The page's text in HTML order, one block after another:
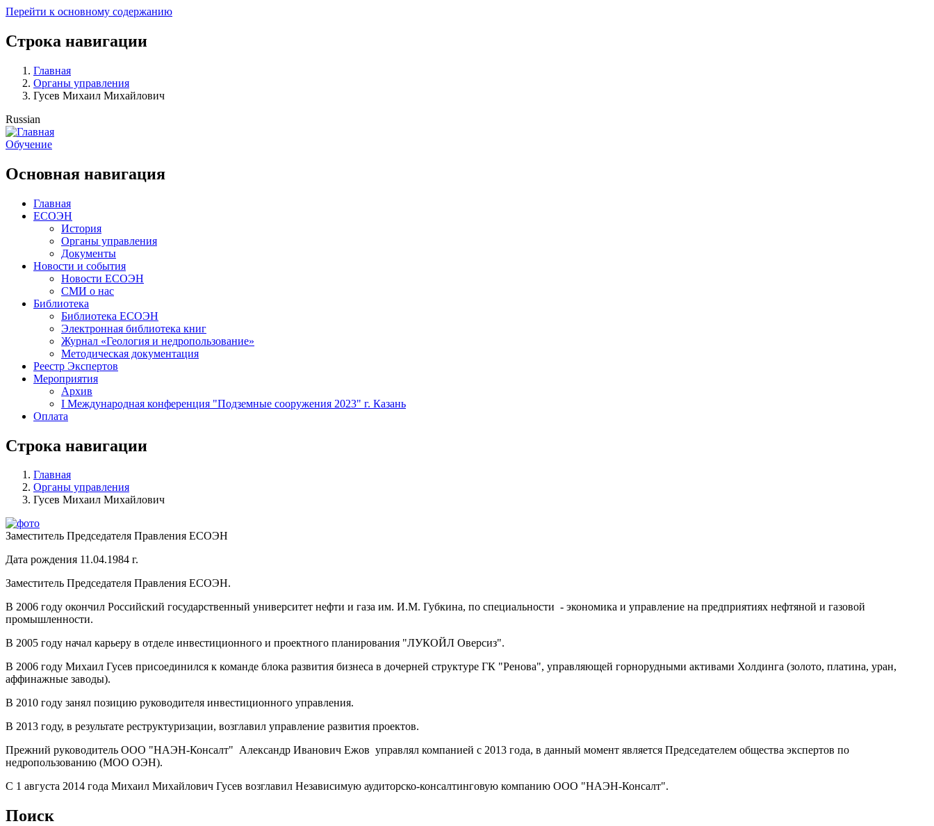
Перейти к основному содержанию
Строка навигации
Главная
Органы управления
Гусев Михаил Михайлович
Russian
Обучение
Основная навигация
Главная
ЕСОЭН
История
Органы управления
Документы
Новости и события
Новости ЕСОЭН
СМИ о нас
Библиотека
Библиотека ЕСОЭН
Электронная библиотека книг
Журнал «Геология и недропользование»
Методическая документация
Реестр Экспертов
Мероприятия
Архив
I Международная конференция "Подземные сооружения 2023" г. Казань
Оплата
Строка навигации
Главная
Органы управления
Гусев Михаил Михайлович
Заместитель Председателя Правления ЕСОЭН
Дата рождения 11.04.1984 г.
Заместитель Председателя Правления ЕСОЭН.
В 2006 году окончил Российский государственный университет нефти и газа им. И.М. Губкина, по специальности - экономика и управление на предприятиях нефтяной и газовой
промышленности.
В 2005 году начал карьеру в отделе инвестиционного и проектного планирования "ЛУКОЙЛ Оверсиз".
В 2006 году Михаил Гусев присоединился к команде блока развития бизнеса в дочерней структуре ГК "Ренова", управляющей горнорудными активами Холдинга (золото, платина, уран,
аффинажные заводы).
В 2010 году занял позицию руководителя инвестиционного управления.
В 2013 году, в результате реструктуризации, возглавил управление развития проектов.
Прежний руководитель ООО "НАЭН-Консалт" Александр Иванович Ежов управлял компанией с 2013 года, в данный момент является Председателем общества экспертов по
недропользованию (МОО ОЭН).
С 1 августа 2014 года Михаил Михайлович Гусев возглавил Независимую аудиторско-консалтинговую компанию ООО "НАЭН-Консалт".
Поиск